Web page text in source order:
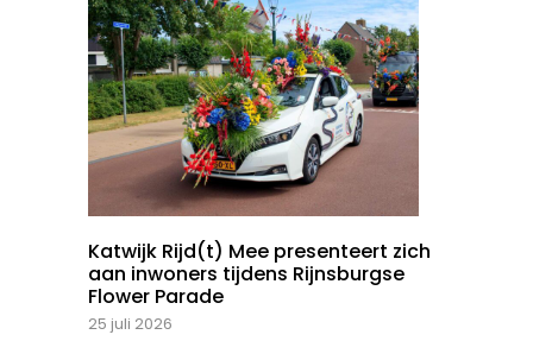
Katwijk Rijd(t) Mee presenteert zich
aan inwoners tijdens Rijnsburgse
Flower Parade
25 juli 2026